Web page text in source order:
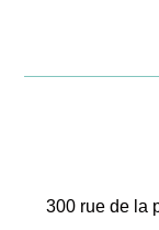
300 rue de la